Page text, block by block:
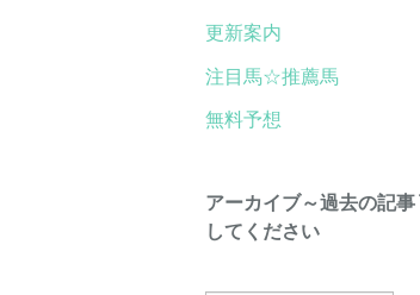
更新案内
注目馬☆推薦馬
無料予想
アーカイブ～過去の記
してください